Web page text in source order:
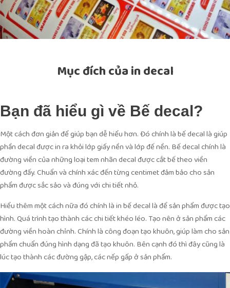
Mục đích của in decal
Bạn đã hiểu gì về Bế decal?
Một cách đơn giản để giúp bạn dễ hiểu hơn. Đó chính là bế decal là giúp
phần decal được in ra khỏi lớp giấy nền và lớp đế nền. Bế decal chính là
đường viền của những loại tem nhãn decal được cắt bế theo viền
đường đấy. Chuẩn và chính xác đến từng centimet đảm bảo cho sản
phẩm được sắc sảo và đúng với chi tiết nhỏ.
Hiểu thêm một cách nữa đó chính là in bế decal là để sản phẩm được tạo
hình. Quá trình tạo thành các chi tiết khéo léo. Tạo nên ở sản phẩm các
đường viền hoàn chỉnh. Chính là công đoạn tạo khuôn, giúp làm cho sản
phẩm chuẩn đúng hình dạng đã tạo khuôn. Bên cạnh đó thì đây cũng là
lúc tạo thành các đường gập, các nếp gấp ở sản phẩm.